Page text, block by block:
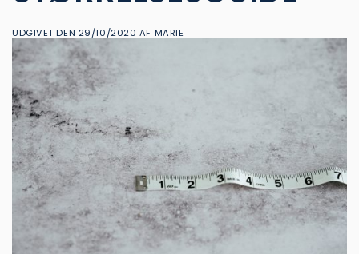
UDGIVET DEN 29/10/2020 AF MARIE